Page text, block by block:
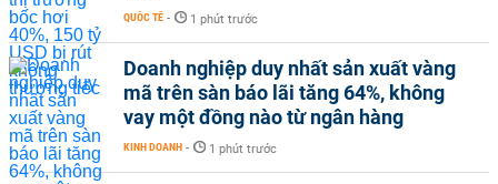
QUỐC TẾ - 1 phút trước
Doanh nghiệp duy nhất sản xuất vàng
mã trên sàn báo lãi tăng 64%, không
vay một đồng nào từ ngân hàng
KINH DOANH - 1 phút trước